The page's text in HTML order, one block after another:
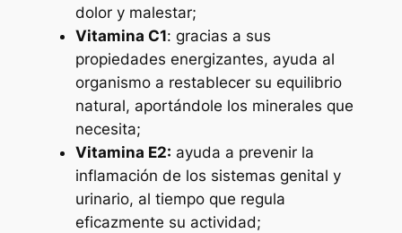
dolor y malestar;
Vitamina C1: gracias a sus
propiedades energizantes, ayuda al
organismo a restablecer su equilibrio
natural, aportándole los minerales que
necesita;
Vitamina E2: ayuda a prevenir la
inflamación de los sistemas genital y
urinario, al tiempo que regula
eficazmente su actividad;